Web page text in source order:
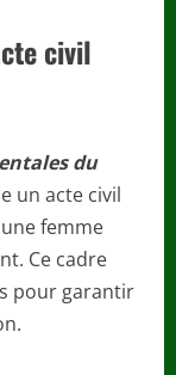
civil
du
un acte civil
femme
Ce cadre
pour garantir